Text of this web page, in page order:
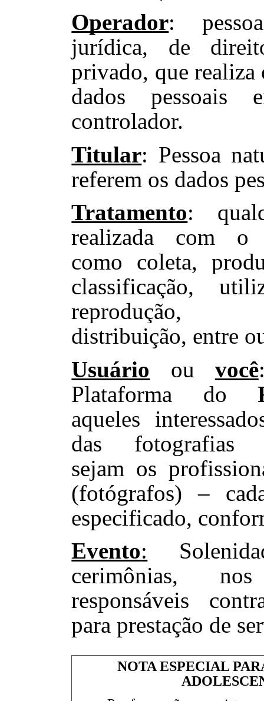
Operador:
jurídica, de
privado, que realiza
dados pessoais
controlador.
Titular: Pessoa
referem os dados
Tratamento:
realizada com o
como coleta,
classificação,
reprodução,
distribuição, entre
Usuário ou você
Plataforma do
aqueles
das fotografias
sejam os
(fotógrafos) –
especificado,
Evento:
cerimônias,
responsáveis
para prestação de
NOTA ESPECIAL